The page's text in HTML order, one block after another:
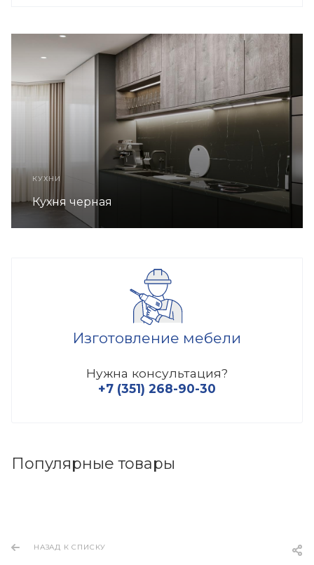
КУХНИ
Кухня серая в стиле ЛОФТ
Изготовление мебели
Нужна консультация?
+7 (351) 268-90-30
Популярные товары
НАЗАД К СПИСКУ